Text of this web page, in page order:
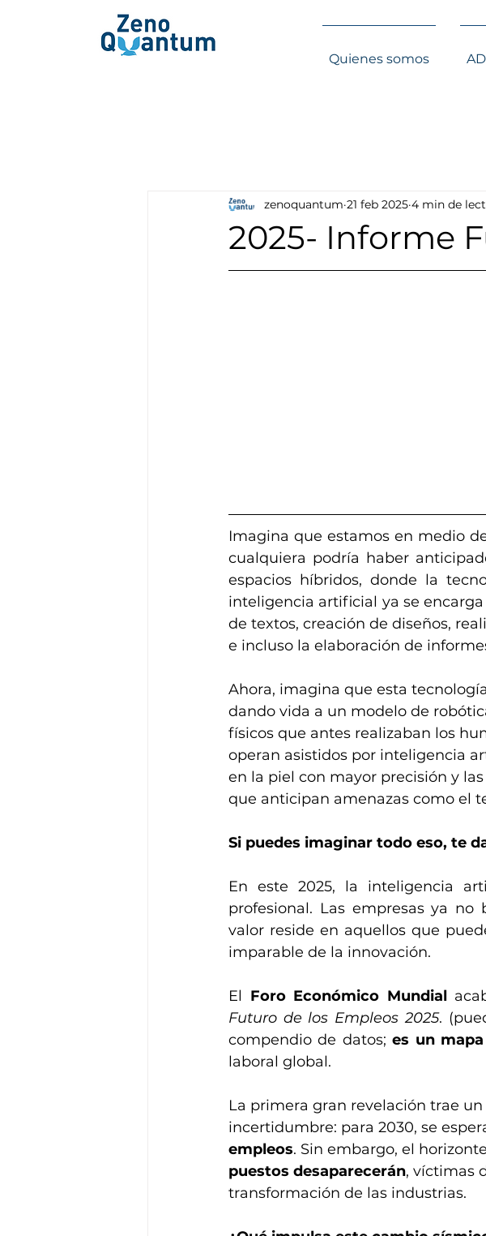
Quienes somos
2025- Informe
zenoquantum 21 feb 2025 4 min de
Imagina que estamos en medio
cualquiera podría haber
espacios híbridos, donde la
inteligencia artificial ya se
de textos, creación de diseños,
e incluso la elaboración de
Ahora, imagina que esta
dando vida a un modelo de
físicos que antes realizaban los
operan asistidos por inteligencia
en la piel con mayor precisión y
que anticipan amenazas como el
Si puedes imaginar todo eso, te
En este 2025, la inteligencia
profesional. Las empresas ya
valor reside en aquellos que
imparable de la innovación.
El Foro Económico Mundial
Futuro de los Empleos 2025.
compendio de datos; es un mapa
laboral global.
La primera gran revelación trae
incertidumbre: para 2030, se
empleos. Sin embargo, el
puestos desaparecerán, víctimas
transformación de las industrias.